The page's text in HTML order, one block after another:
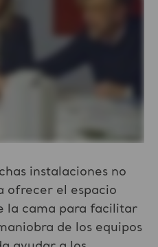
instalaciones no
ofrecer el espacio
la cama para facilitar
de los equipos